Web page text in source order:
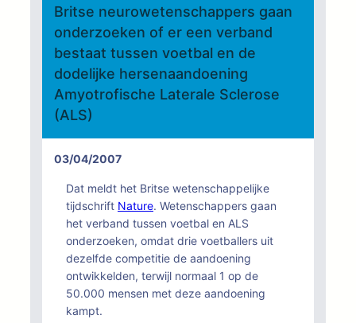
Britse neurowetenschappers gaan
onderzoeken of er een verband
bestaat tussen voetbal en de
dodelijke hersenaandoening
Amyotrofische Laterale Sclerose
(ALS)
03/04/2007
Dat meldt het Britse wetenschappelijke
tijdschrift Nature. Wetenschappers gaan
het verband tussen voetbal en ALS
onderzoeken, omdat drie voetballers uit
dezelfde competitie de aandoening
ontwikkelden, terwijl normaal 1 op de
50.000 mensen met deze aandoening
kampt.